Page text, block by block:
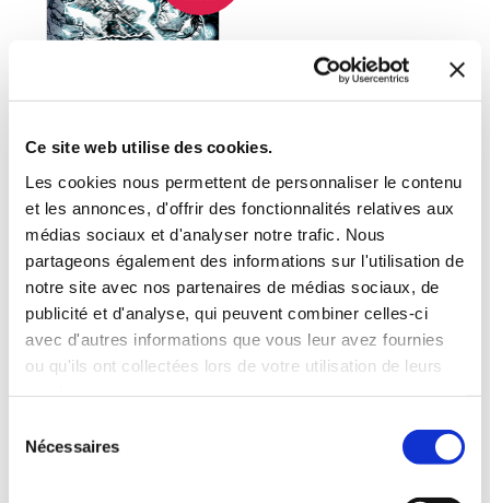
Ce site web utilise des cookies.
Les cookies nous permettent de personnaliser le contenu
et les annonces, d'offrir des fonctionnalités relatives aux
médias sociaux et d'analyser notre trafic. Nous
partageons également des informations sur l'utilisation de
notre site avec nos partenaires de médias sociaux, de
publicité et d'analyse, qui peuvent combiner celles-ci
avec d'autres informations que vous leur avez fournies
ou qu'ils ont collectées lors de votre utilisation de leurs
Nécessaires
(3 avis)
LECHEFOTAKU,
DJIGUITO
DIRTY COSMOS :
STARFIRE N°1